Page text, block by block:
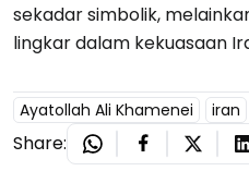
sekadar simbolik,
lingkar dalam kekuasaan
Ayatollah Ali Khamenei iran
Share: